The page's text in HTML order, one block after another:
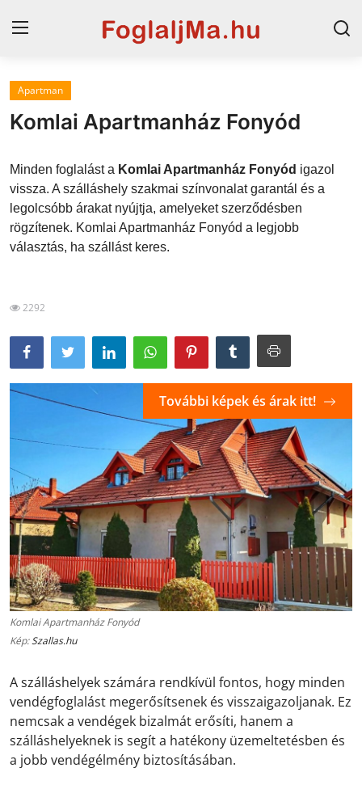
Horvát tengerpart
Magyarország
Horvátország
Szállások a Balatonon
Szállások Hajdúszoboszlón
Apartman
Komlai Apartmanház Fonyód
Minden foglalást a Komlai Apartmanház Fonyód igazol
vissza. A szálláshely szakmai színvonalat garantál és a
legolcsóbb árakat nyújtja, amelyeket szerződésben
rögzítenek. Komlai Apartmanház Fonyód a legjobb
választás, ha szállást keres.
2292
Komlai Apartmanház Fonyód
Kép:Szallas.hu
További képek és árak itt!
A szálláshelyek számára rendkívül fontos, hogy minden
vendégfoglalást megerősítsenek és visszaigazoljanak. Ez
nemcsak a vendégek bizalmát erősíti, hanem a
szálláshelyeknek is segít a hatékony üzemeltetésben és
a jobb vendégélmény biztosításában.